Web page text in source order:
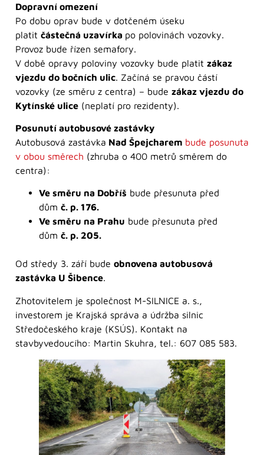
Dopravní omezení
Po dobu oprav bude v dotčeném úseku
platit částečná uzavírka po polovinách vozovky.
Provoz bude řízen semafory.
V době opravy poloviny vozovky bude platit zákaz
vjezdu do bočních ulic . Začíná se pravou částí
vozovky (ze směru z centra) – bude zákaz vjezdu do
Kytínské ulice (neplatí pro rezidenty).
Posunutí autobusové zastávky
Autobusová zastávka Nad Špejcharem bude posunuta
v obou směrech (zhruba o 400 metrů směrem do
centra):
Ve směru na Dobříš bude přesunuta před
dům č. p. 176.
Ve směru na Prahu bude přesunuta před
dům č. p. 205.
Od středy 3. září bude obnovena autobusová
zastávka U Šibence.
Zhotovitelem je společnost M-SILNICE a. s.,
investorem je Krajská správa a údržba silnic
Středočeského kraje (KSÚS). Kontakt na
stavbyvedoucího: Martin Skuhra, tel.: 607 085 583.